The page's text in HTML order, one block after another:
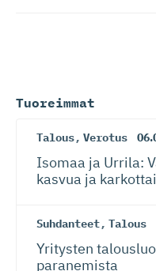
Tuoreimmat
Talous, Verotus
Isomaa ja Urrila:
kasvua ja
Suhdanteet, Talous
Yritysten
paranemista